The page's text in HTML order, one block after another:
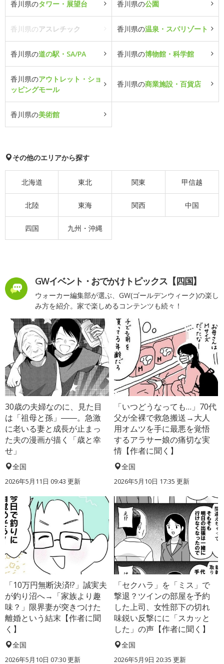
香川県のタワー・展望台 香川県の公園
香川県のアスレチック 香川県の温泉・スパリゾート
香川県の道の駅・SA/PA 香川県の博物館・科学館
香川県のアウトレット・ショ
ッピングモール
香川県の商業施設・百貨店
香川県の美術館
その他のエリアから探す
北海道 東北 関東 甲信越
北陸 東海 関西 中国
四国 九州・沖縄
GWイベント・おでかけトピックス【四国】
ウォーカー編集部が選ぶ、GW(ゴールデンウィーク)の楽し
み方を紹介。家で楽しめるコンテンツも続々！
30歳の夫婦なのに、見た目
は「祖母と孫」――。急激
に老いる妻と成長が止まっ
た夫の漫画が描く「歳と幸
せ」
全国
2026年5月11日 09:43 更新
「いつどうなっても…」70代
父が全裸で救急搬送→大人
用オムツを手に最悪を覚悟
するアラサー娘の痛切な実
情【作者に聞く】
全国
2026年5月10日 17:35 更新
「10万円無断決済!?」誠実夫
が釣り沼へ→「家族より趣
味？」限界妻が突きつけた
離婚という結末【作者に聞
く】
全国
2026年5月10日 07:30 更新
「セクハラ」を「ミス」で
撃退？ツインの部屋を予約
した上司、女性部下の切れ
味鋭い反撃にに「スカッと
した」の声【作者に聞く】
全国
2026年5月9日 20:35 更新